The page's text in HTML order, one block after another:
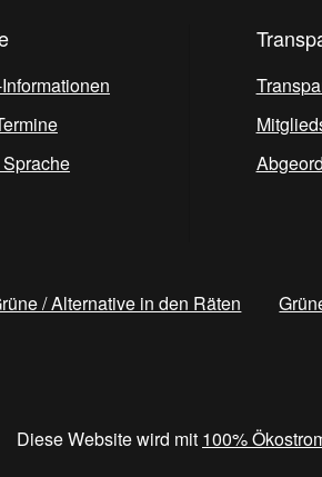
/ Alternative in den Räten
Diese Website wird mit 100%